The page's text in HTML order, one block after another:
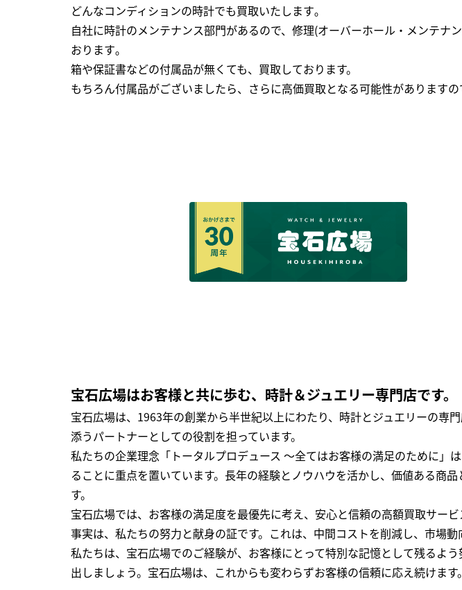
どんなコンディションの時計でも買取いたします｡
自社に時計のメンテナンス部門があるので、修理(オーバーホール・メンテ
おります｡
箱や保証書などの付属品が無くても、買取しております。
もちろん付属品がございましたら、さらに高価買取となる可能性があります
宝石広場はお客様と共に歩む、時計＆ジュエリー専門店です。
宝石広場は、1963年の創業から半世紀以上にわたり、時計とジュエリーの専
添うパートナーとしての役割を担っています。
私たちの企業理念「トータルプロデュース ～全てはお客様の満足のために
ることに重点を置いています。長年の経験とノウハウを活かし、価値ある商
す。
宝石広場では、お客様の満足度を最優先に考え、安心と信頼の高額買取サー
事実は、私たちの努力と献身の証です。これは、中間コストを削減し、市場動
私たちは、宝石広場でのご経験が、お客様にとって特別な記憶として残るよ
出しましょう。宝石広場は、これからも変わらずお客様の信頼に応え続けます。